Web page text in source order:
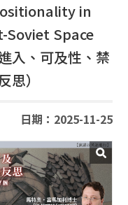
in
Soviet Space
入、可及性、禁
）
日期：2025-11-25